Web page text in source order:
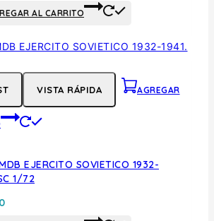
AL CARRITO
VISTA RÁPIDA AGREGAR
EJERCITO SOVIETICO 1932-
1/72